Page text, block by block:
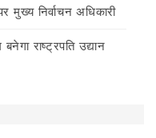
निर्वाचन अधिकारी
राष्ट्रपति उद्यान